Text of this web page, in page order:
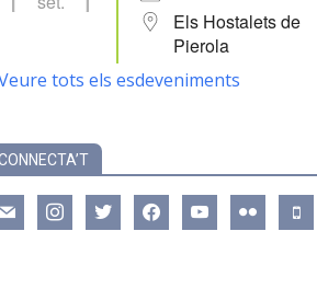
Els Hostalets de
Pierola
tots els esdeveniments
instagramtwitter facebookyoutube flickr mobile